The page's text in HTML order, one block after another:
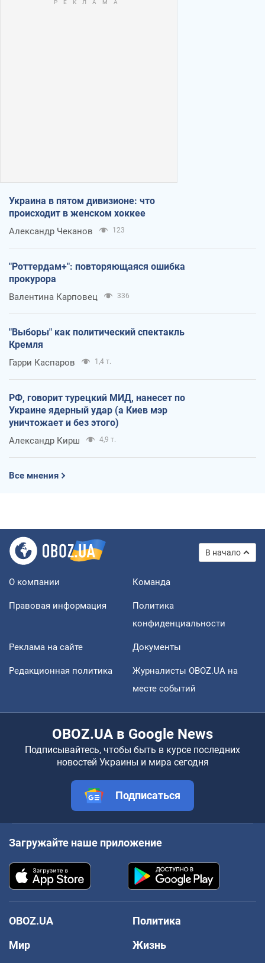
Украина в пятом дивизионе: что
происходит в женском хоккее
Александр Чеканов 123
"Роттердам+": повторяющаяся ошибка
прокурора
Валентина Карповец 336
"Выборы" как политический спектакль
Кремля
Гарри Каспаров 1,4 т.
РФ, говорит турецкий МИД, нанесет по
Украине ядерный удар (а Киев мэр
уничтожает и без этого)
Александр Кирш 4,9 т.
Все мнения
В начало
О компании Команда
Правовая информация
Политика
конфиденциальности
Реклама на сайте Документы
Редакционная политика
Журналисты OBOZ.UA на
месте событий
OBOZ.UA в Google News
Подписывайтесь, чтобы быть в курсе последних
новостей Украины и мира сегодня
Подписаться
Загружайте наше приложение
OBOZ.UA
Политика
Мир
Жизнь